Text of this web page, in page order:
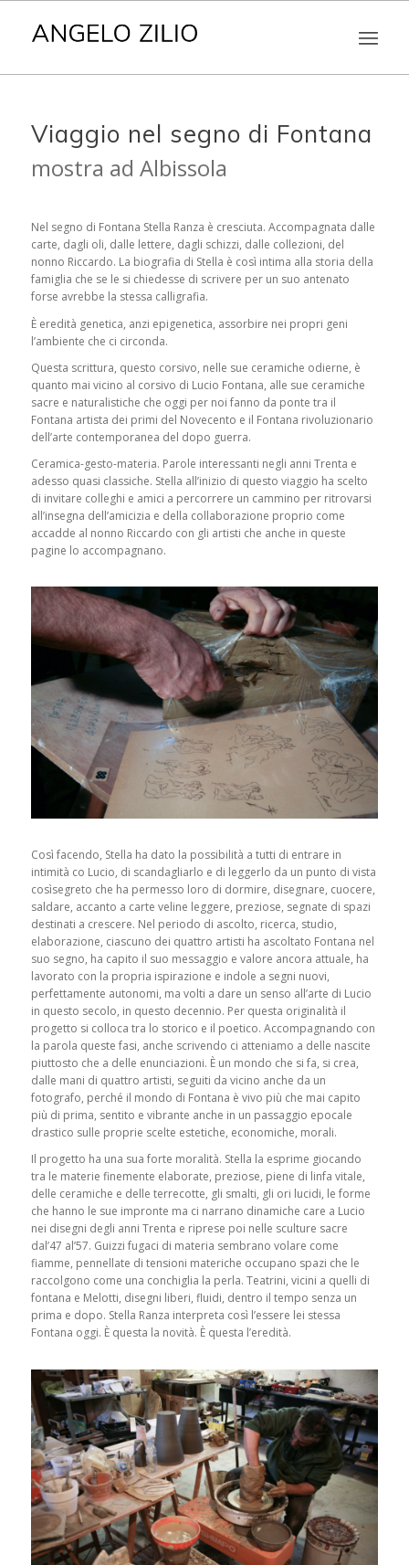
Viaggio nel segno di Fontana
mostra ad Albissola
Nel segno di Fontana Stella Ranza è cresciuta. Accompagnata dalle
carte, dagli oli, dalle lettere, dagli schizzi, dalle collezioni, del
nonno Riccardo. La biografia di Stella è così intima alla storia della
famiglia che se le si chiedesse di scrivere per un suo antenato
forse avrebbe la stessa calligrafia.
È eredità genetica, anzi epigenetica, assorbire nei propri geni
l’ambiente che ci circonda.
Questa scrittura, questo corsivo, nelle sue ceramiche odierne, è
quanto mai vicino al corsivo di Lucio Fontana, alle sue ceramiche
sacre e naturalistiche che oggi per noi fanno da ponte tra il
Fontana artista dei primi del Novecento e il Fontana rivoluzionario
dell’arte contemporanea del dopo guerra.
Ceramica-gesto-materia. Parole interessanti negli anni Trenta e
adesso quasi classiche. Stella all’inizio di questo viaggio ha scelto
di invitare colleghi e amici a percorrere un cammino per ritrovarsi
all’insegna dell’amicizia e della collaborazione proprio come
accadde al nonno Riccardo con gli artisti che anche in queste
pagine lo accompagnano.
Così facendo, Stella ha dato la possibilità a tutti di entrare in
intimità co Lucio, di scandagliarlo e di leggerlo da un punto di vista
cosìsegreto che ha permesso loro di dormire, disegnare, cuocere,
saldare, accanto a carte veline leggere, preziose, segnate di spazi
destinati a crescere. Nel periodo di ascolto, ricerca, studio,
elaborazione, ciascuno dei quattro artisti ha ascoltato Fontana nel
suo segno, ha capito il suo messaggio e valore ancora attuale, ha
lavorato con la propria ispirazione e indole a segni nuovi,
perfettamente autonomi, ma volti a dare un senso all’arte di Lucio
in questo secolo, in questo decennio. Per questa originalità il
progetto si colloca tra lo storico e il poetico. Accompagnando con
la parola queste fasi, anche scrivendo ci atteniamo a delle nascite
piuttosto che a delle enunciazioni. È un mondo che si fa, si crea,
dalle mani di quattro artisti, seguiti da vicino anche da un
fotografo, perché il mondo di Fontana è vivo più che mai capito
più di prima, sentito e vibrante anche in un passaggio epocale
drastico sulle proprie scelte estetiche, economiche, morali.
Il progetto ha una sua forte moralità. Stella la esprime giocando
tra le materie finemente elaborate, preziose, piene di linfa vitale,
delle ceramiche e delle terrecotte, gli smalti, gli ori lucidi, le forme
che hanno le sue impronte ma ci narrano dinamiche care a Lucio
nei disegni degli anni Trenta e riprese poi nelle sculture sacre
dal’47 al’57. Guizzi fugaci di materia sembrano volare come
fiamme, pennellate di tensioni materiche occupano spazi che le
raccolgono come una conchiglia la perla. Teatrini, vicini a quelli di
fontana e Melotti, disegni liberi, fluidi, dentro il tempo senza un
prima e dopo. Stella Ranza interpreta così l’essere lei stessa
Fontana oggi. È questa la novità. È questa l’eredità.